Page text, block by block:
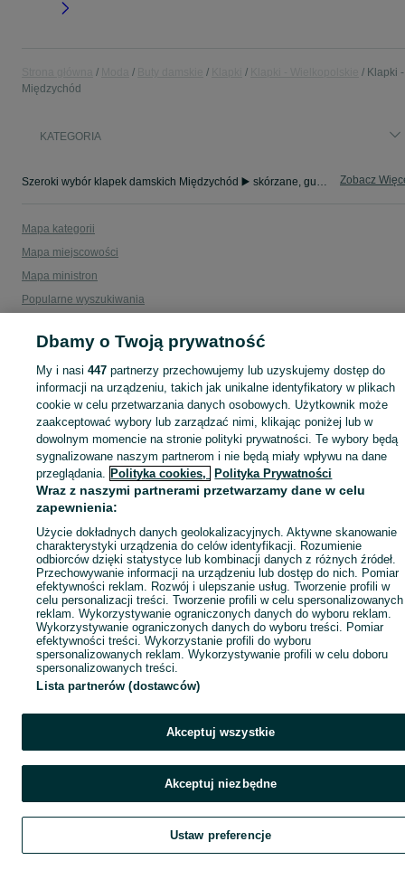
Klapki -
Międzychód
KATEGORIA
Szeroki wybór klapek damskich Międzychód ▶️ skórzane, gumowe, na platformie i letnie ✅ Nowe i używane w atrakcyjnych cenach ✌ Znajdź oferty na OLX.pl! Zobacz
Mapa kategorii
Mapa miejscowości
Mapa ministron
Popularne wyszukiwania
Szukaj Obserwujesz Dodaj Czat
Dbamy o Twoją prywatność
My i nasi447 partnerzy przechowujemy lub uzyskujemy dostęp do
informacji na urządzeniu, takich jak unikalne identyfikatory w plikach
cookie w celu przetwarzania danych osobowych. Użytkownik może
zaakceptować wybory lub zarządzać nimi, klikając poniżej lub w
dowolnym momencie na stronie polityki prywatności. Te wybory będą
sygnalizowane naszym partnerom i nie będą miały wpływu na dane
przeglądania. Polityka cookies, Polityka Prywatności
Wraz z naszymi partnerami przetwarzamy dane w celu
zapewnienia:
Użycie dokładnych danych geolokalizacyjnych. Aktywne skanowanie
charakterystyki urządzenia do celów identyfikacji. Rozumienie
odbiorców dzięki statystyce lub kombinacji danych z różnych źródeł.
Przechowywanie informacji na urządzeniu lub dostęp do nich. Pomiar
efektywności reklam. Rozwój i ulepszanie usług. Tworzenie profili w
celu personalizacji treści. Tworzenie profili w celu spersonalizowanych
reklam. Wykorzystywanie ograniczonych danych do wyboru reklam.
Wykorzystywanie ograniczonych danych do wyboru treści. Pomiar
efektywności treści. Wykorzystanie profili do wyboru
spersonalizowanych reklam. Wykorzystywanie profili w celu doboru
spersonalizowanych treści.
Lista partnerów (dostawców)
Akceptuj wszystkie
Akceptuj niezbędne
Ustaw preferencje